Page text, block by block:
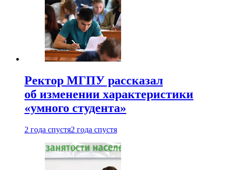
Ректор МГПУ рассказал
об изменении характеристики
«умного студента»
2 года спустя2 года спустя